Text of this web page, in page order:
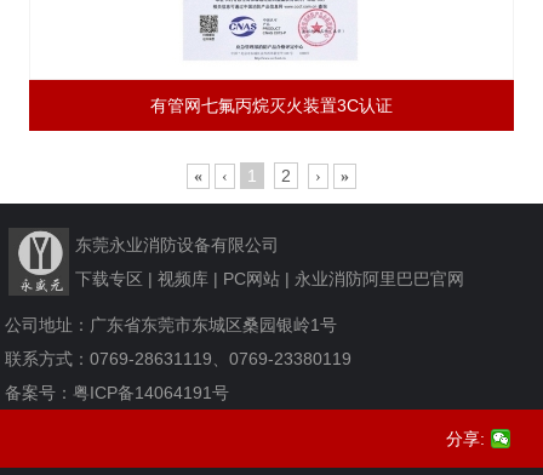
有管网七氟丙烷灭火装置3C认证
« ‹ 1 2 › »
东莞永业消防设备有限公司
下载专区 | 视频库 | PC网站 | 永业消防阿里巴巴官网
公司地址：广东省东莞市东城区桑园银岭1号
联系方式：0769-28631119、0769-23380119
备案号：粤ICP备14064191号
分享: